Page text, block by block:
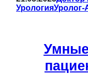
УрологияУролог-